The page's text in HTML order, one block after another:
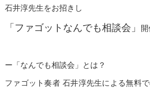
石井淳先生をお招きし
「ファゴットなんでも相談会」 開
ー「なんでも相談会」とは？
ファゴット奏者 石井淳先生による無料